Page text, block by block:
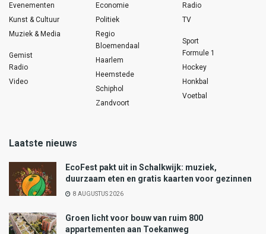
Evenementen
Kunst & Cultuur
Muziek & Media
Gemist
Radio
Video
Economie
Politiek
Regio
Bloemendaal
Haarlem
Heemstede
Schiphol
Zandvoort
Radio
TV
Sport
Formule 1
Hockey
Honkbal
Voetbal
Laatste nieuws
EcoFest pakt uit in Schalkwijk: muziek,
duurzaam eten en gratis kaarten voor gezinnen
8 AUGUSTUS 2026
Groen licht voor bouw van ruim 800
appartementen aan Toekanweg